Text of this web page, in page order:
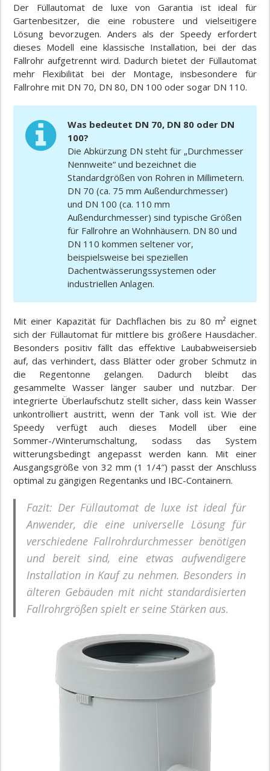
Der Füllautomat de luxe von Garantia ist ideal für
Gartenbesitzer, die eine robustere und vielseitigere
Lösung bevorzugen. Anders als der Speedy erfordert
dieses Modell eine klassische Installation, bei der das
Fallrohr aufgetrennt wird. Dadurch bietet der Füllautomat
mehr Flexibilität bei der Montage, insbesondere für
Fallrohre mit DN 70, DN 80, DN 100 oder sogar DN 110.
Was bedeutet DN 70, DN 80 oder DN
100?
Die Abkürzung DN steht für „Durchmesser
Nennweite“ und bezeichnet die
Standardgrößen von Rohren in Millimetern.
DN 70 (ca. 75 mm Außendurchmesser)
und DN 100 (ca. 110 mm
Außendurchmesser) sind typische Größen
für Fallrohre an Wohnhäusern. DN 80 und
DN 110 kommen seltener vor,
beispielsweise bei speziellen
Dachentwässerungssystemen oder
industriellen Anlagen.
Mit einer Kapazität für Dachflächen bis zu 80 m² eignet
sich der Füllautomat für mittlere bis größere Hausdächer.
Besonders positiv fällt das effektive Laubabweisersieb
auf, das verhindert, dass Blätter oder grober Schmutz in
die Regentonne gelangen. Dadurch bleibt das
gesammelte Wasser länger sauber und nutzbar. Der
integrierte Überlaufschutz stellt sicher, dass kein Wasser
unkontrolliert austritt, wenn der Tank voll ist. Wie der
Speedy verfügt auch dieses Modell über eine
Sommer-/Winterumschaltung, sodass das System
witterungsbedingt angepasst werden kann. Mit einer
Ausgangsgröße von 32 mm (1 1/4″) passt der Anschluss
optimal zu gängigen Regentanks und IBC-Containern.
Fazit: Der Füllautomat de luxe ist ideal für
Anwender, die eine universelle Lösung für
verschiedene Fallrohrdurchmesser benötigen
und bereit sind, eine etwas aufwendigere
Installation in Kauf zu nehmen. Besonders in
älteren Gebäuden mit nicht standardisierten
Fallrohrgrößen spielt er seine Stärken aus.